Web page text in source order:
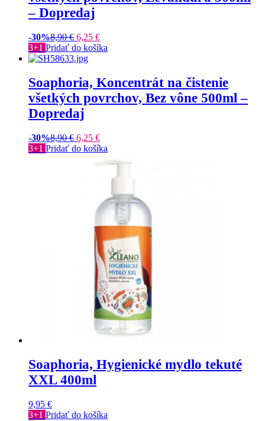
– Dopredaj
-30%8,90€ 6,25 €
3+1 Pridať do košíka
Soaphoria, Koncentrát na čistenie
všetkých povrchov, Bez vône 500ml –
Dopredaj
-30%8,90€ 6,25 €
3+1 Pridať do košíka
Soaphoria, Hygienické mydlo tekuté
XXL 400ml
9,95 €
3+1 Pridať do košíka